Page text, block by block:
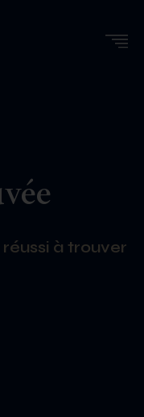
réussi à trouver